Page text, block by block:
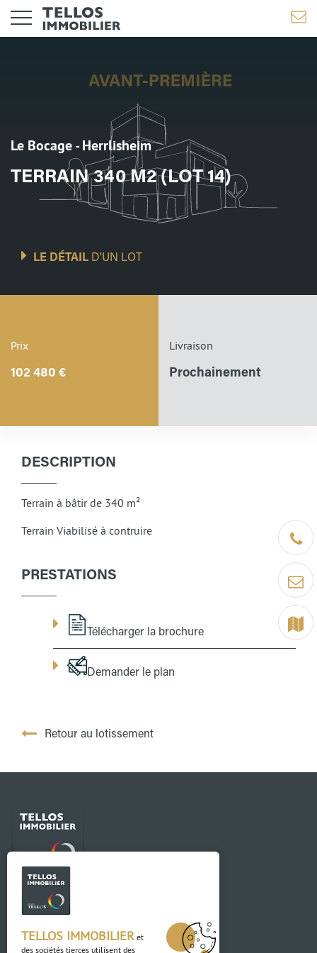
Être
Contact
Terrain
Le Bocage - Herrlisheim
TERRAIN 340 M2 (LOT 14)
LE DÉTAIL D'UN LOT
Prix
102 480 €
Livraison
Prochainement
DESCRIPTION
Terrain à bâtir de 340 m²
Terrain Viabilisé à contruire
PRESTATIONS
Télécharger la brochure
Demander le plan
Retour au lotissement
Contact
TELLOS IMMOBILIER et
des sociétés tierces utilisent des